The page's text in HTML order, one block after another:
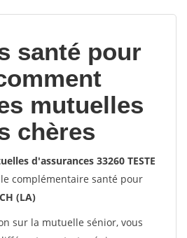
santé pour
mutuelles
chères
d'assurances 33260 TESTE
complémentaire santé pour
(LA)
sur la mutuelle sénior, vous